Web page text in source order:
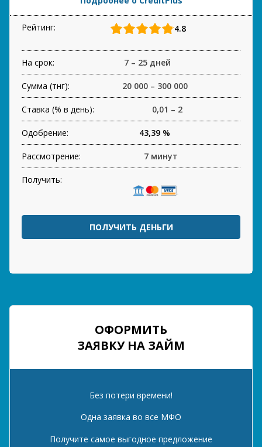
Рейтинг: 4.8
На срок: 7 – 25 дней
Сумма (тнг): 20 000 – 300 000
Ставка (% в день): 0,01 – 2
Одобрение: 43,39 %
Рассмотрение: 7 минут
Получить:
ПОЛУЧИТЬ ДЕНЬГИ
ОФОРМИТЬ
ЗАЯВКУ НА ЗАЙМ
Без потери времени!
Одна заявка во все МФО
Получите самое выгодное предложение